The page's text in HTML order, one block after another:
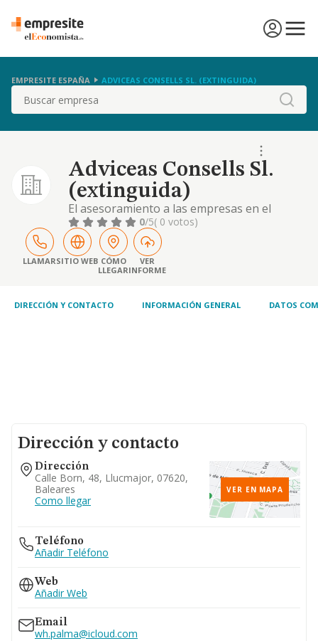
EMPRESITE ESPAÑA ADVICEAS CONSELLS SL. (EXTINGUIDA)
Buscar
Adviceas Consells Sl.
(extinguida)
El asesoramiento a las empresas en el
campo especializado de informática,
tecnología y de estrategia de negocio.
además tendrá por objeto la compraventa,
promoción, construcción y arrendamiento
de toda clase de inmueble y la
toda categoría y la distribuci
0/5( 0 votos)
LLAMARSITIO WEB CÓMO
LLEGAR
VER
INFORME
DIRECCIÓN Y CONTACTO INFORMACIÓN GENERAL DATOS
Dirección y contacto
Dirección
Calle Born, 48, Llucmajor, 07620,
Baleares
Como llegar
VER EN MAPA
Teléfono
Añadir Teléfono
Web
Añadir Web
Email
wh.palma@icloud.com